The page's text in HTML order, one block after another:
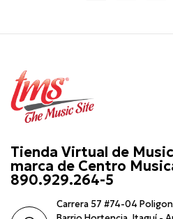
Tienda Virtual de
marca de Centro
890.929.264-5
Carrera 57 #74-04